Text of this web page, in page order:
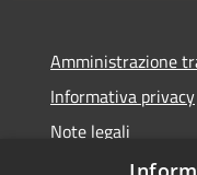
Amministrazione
Informativa privacy
Note legali
Dichiarazione di